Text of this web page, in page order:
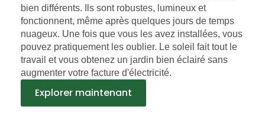
bien différents. Ils sont robustes, lumineux et
fonctionnent, même après quelques jours de temps
nuageux. Une fois que vous les avez installées, vous
pouvez pratiquement les oublier. Le soleil fait tout le
travail et vous obtenez un jardin bien éclairé sans
augmenter votre facture d'électricité.
Explorer maintenant